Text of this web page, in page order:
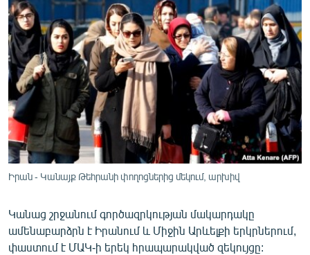
ՏԱՐԱԾԱՇՐՋԱՆ
ՄԻՋԱԶԳԱՅԻՆ
ՄՇԱԿՈՒՅԹ
ՍՊՈՐՏ
ՄԵԿՆԱԲԱՆՈՒԹՅՈՒՆ
ՏՏ ԵՒ ԻՆՏԵՐՆԵՏ
ՏԵՍԱՆՅՈՒԹԵՐ
ԲԱՆԱՎԵՃ
Իրան - Կանայք Թեհրանի փողոցներից մեկում, արխիվ
Կանաց շրջանում գործազրկության մակարդակը
ամենաբարձրն է Իրանում և Միջին Արևելքի երկրներում,
փաստում է ՄԱԿ-ի երեկ հրապարակված զեկույցը: